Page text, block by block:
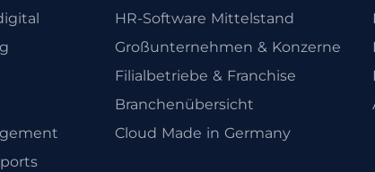
HR-Software Mittelstand
Großunternehmen & Konzerne
Filialbetriebe & Franchise
Branchenübersicht
Cloud Made in Germany